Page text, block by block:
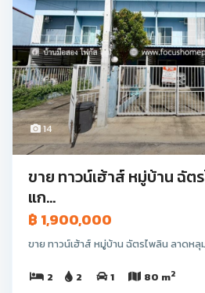
14
ขาย ทาวน์เฮ้าส์ หมู่บ้าน ฉัต
แก...
฿ 1,900,000
ขาย ทาวน์เฮ้าส์ หมู่บ้าน ฉัตรไพลิน ลาดหลุ
2 2 1 80 m2